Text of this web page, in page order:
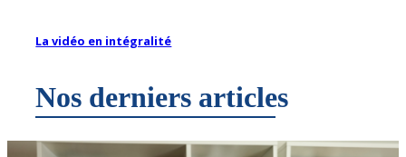
La vidéo en intégralité
Nos derniers articles